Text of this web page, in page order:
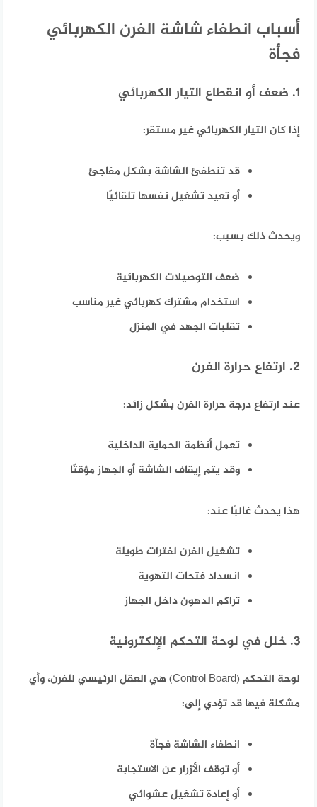
أسباب انطفاء شاشة الفرن الكهربائي
فجأة
1. ضعف أو انقطاع التيار الكهربائي
إذا كان التيار الكهربائي غير مستقر:
قد تنطفئ الشاشة بشكل مفاجئ
أو تعيد تشغيل نفسها تلقائيًا
ويحدث ذلك بسبب:
ضعف التوصيلات الكهربائية
استخدام مشترك كهربائي غير مناسب
تقلبات الجهد في المنزل
2. ارتفاع حرارة الفرن
عند ارتفاع درجة حرارة الفرن بشكل زائد:
تعمل أنظمة الحماية الداخلية
وقد يتم إيقاف الشاشة أو الجهاز مؤقتًا
هذا يحدث غالبًا عند:
تشغيل الفرن لفترات طويلة
انسداد فتحات التهوية
تراكم الدهون داخل الجهاز
3. خلل في لوحة التحكم الإلكترونية
لوحة التحكم (Control Board) هي العقل الرئيسي للفرن، وأي
مشكلة فيها قد تؤدي إلى:
انطفاء الشاشة فجأة
أو توقف الأزرار عن الاستجابة
أو إعادة تشغيل عشوائي